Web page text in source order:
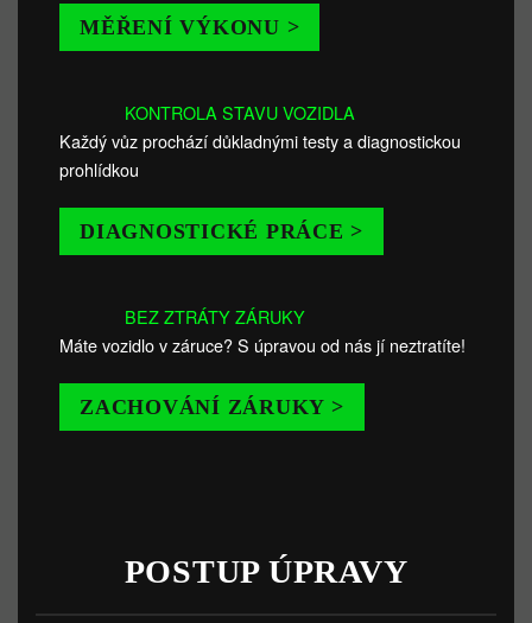
MĚŘENÍ VÝKONU >
KONTROLA STAVU VOZIDLA
Každý vůz prochází důkladnými testy a diagnostickou
prohlídkou
DIAGNOSTICKÉ PRÁCE >
BEZ ZTRÁTY ZÁRUKY
Máte vozidlo v záruce? S úpravou od nás jí neztratíte!
ZACHOVÁNÍ ZÁRUKY >
POSTUP ÚPRAVY